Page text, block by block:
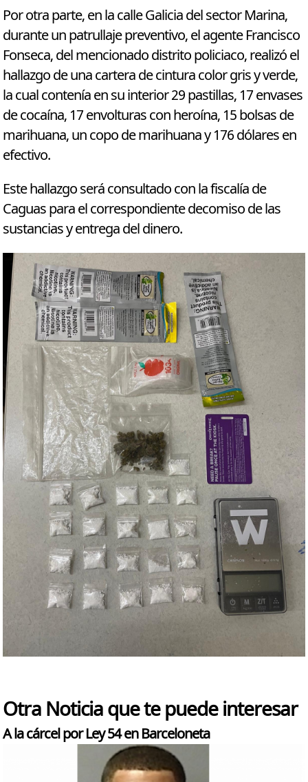
Por otra parte, en la calle Galicia del sector Marina,
durante un patrullaje preventivo, el agente Francisco
Fonseca, del mencionado distrito policiaco, realizó el
hallazgo de una cartera de cintura color gris y verde,
la cual contenía en su interior 29 pastillas, 17 envases
de cocaína, 17 envolturas con heroína, 15 bolsas de
marihuana, un copo de marihuana y 176 dólares en
efectivo.
Este hallazgo será consultado con la fiscalía de
Caguas para el correspondiente decomiso de las
sustancias y entrega del dinero.
Otra Noticia que te puede interesar
A la cárcel por Ley 54 en Barceloneta